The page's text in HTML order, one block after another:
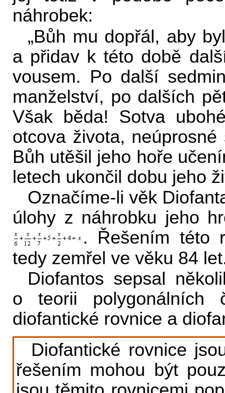
náhrobek:
„Bůh mu dopřál, aby
a přidav k této době
vousem. Po další
manželství, po dalších
Však běda! Sotva
otcova života,
Bůh utěšil jeho hoře
letech ukončil dobu jeho
Označíme-li věk
úlohy z náhrobku jeho
. Řešením této
tedy zemřel ve věku 84
Diofantos sepsal
o teorii
diofantické rovnice a
Diofantické rovnice
řešením mohou být